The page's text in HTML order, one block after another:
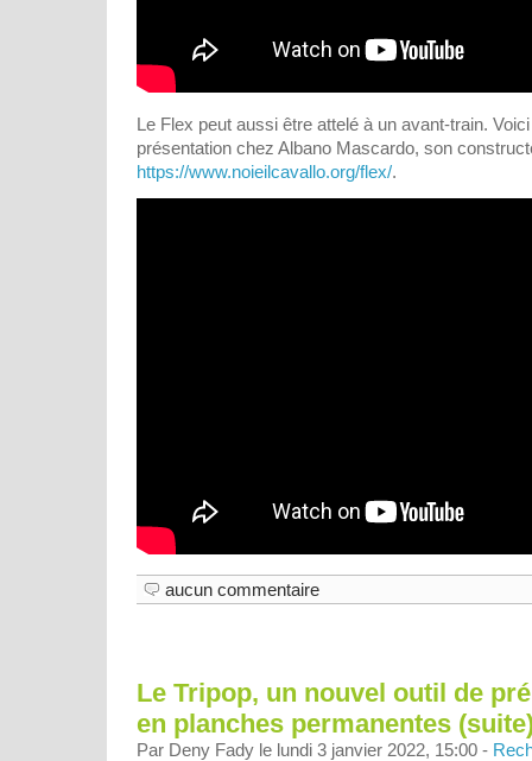
Le Flex peut aussi être attelé à un avant-train.
présentation chez Albano Mascardo, son
https://www.noieilcavallo.org/flex/.
aucun commentaire
Le Tripop, un nouvel outil de
en planches permanentes
Par Deny Fady le lundi 3 janvier 2022, 15:00 -